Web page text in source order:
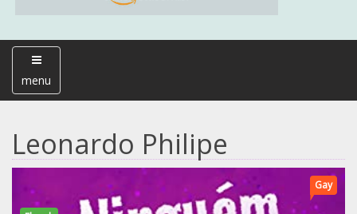
menu
Leonardo Philipe
Gay